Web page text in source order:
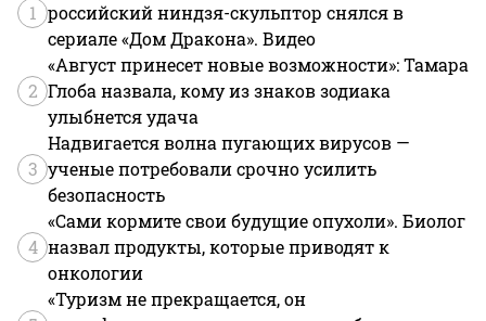
1 российский ниндзя-скульптор снялся в
сериале «Дом Дракона». Видео
2
«Август принесет новые возможности»: Тамара
Глоба назвала, кому из знаков зодиака
улыбнется удача
3
Надвигается волна пугающих вирусов —
ученые потребовали срочно усилить
безопасность
4
«Сами кормите свои будущие опухоли». Биолог
назвал продукты, которые приводят к
онкологии
«Туризм не прекращается, он